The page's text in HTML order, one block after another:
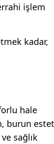
işlem
kadar,
hale
burun
sağlık